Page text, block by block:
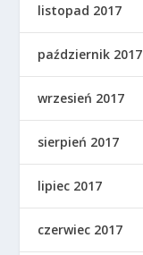
listopad 2017
październik 2017
wrzesień 2017
sierpień 2017
lipiec 2017
czerwiec 2017